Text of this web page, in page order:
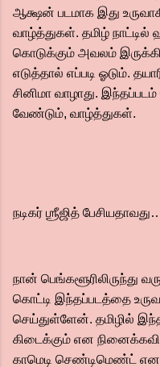
ஆக்ஷன் படமாக இது
வாழ்த்துகள். தமிழ்
கொடுக்கும் அவலம்
எடுத்தால் எப்படி ஓடும்.
சினிமா வாழாது.
வேண்டும், வாழ்த்துகள்.
நடிகர் ஶ்ரீஜித்
நான் பெங்களூரிலிருந்து
கொட்டி இந்தப்படத்தை
செய்துள்ளேன். தமிழில்
கிடைக்கும் என
காமெடி செண்டிமெண்ட் என